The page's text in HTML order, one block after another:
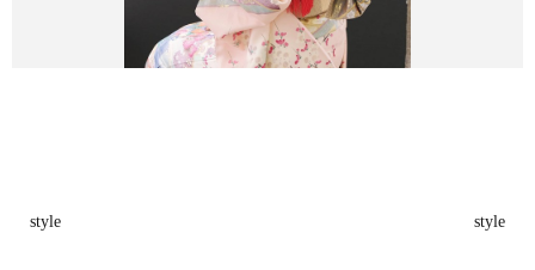
style style